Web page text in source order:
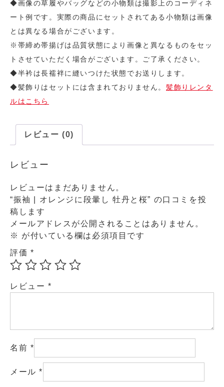
◆画像の草履やバッグなどの小物類は撮影上のコーディネ
ート例です。実際の商品にセットされてある小物類は画像
とは異なる場合がございます。
※帯締め帯揚げは品質状態により画像と異なるものをセッ
トさせていただく場合がございます。ご了承ください。
◆半衿は長襦袢に縫いつけた状態でお送りします。
◆髪飾りはセットには含まれておりません。 髪飾りレンタ
ルはこちら
レビュー (0)
レビュー
レビューはまだありません。
“振袖 | オレンジに段暈し 牡丹と桜” の口コミを投
稿します
メールアドレスが公開されることはありません。
※ が付いている欄は必須項目です
評価 *
レビュー *
名前 *
メール*